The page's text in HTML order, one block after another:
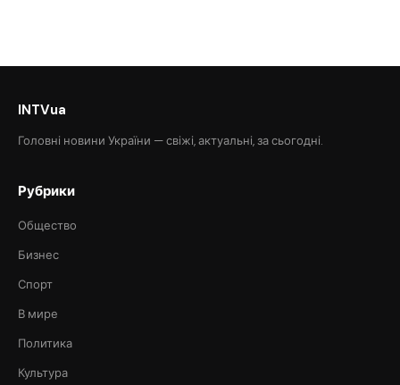
INTVua
Головні новини України — свіжі, актуальні, за сьогодні.
Рубрики
Общество
Бизнес
Спорт
В мире
Политика
Культура